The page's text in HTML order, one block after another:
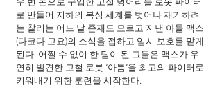
로 만들어 지하의 복싱 세계를 벗어나 재기하려
는 찰리는 어느 날 존재도 모르고 지낸 아들 맥스
(다코다 고요)의 소식을 접하고 임시 보호를 맡게
된다. 어쩔 수 없이 한 팀이 된 그들은 맥스가 우
연히 발견한 고철 로봇 ‘아톰’을 최고의 파이터로
키워내기 위한 훈련을 시작한다.